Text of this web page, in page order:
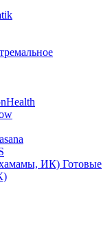
Готовые